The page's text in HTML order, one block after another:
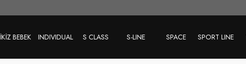
İKİZ BEBEK INDIVIDUAL S CLASS S-LINE SPACE SPORT LINE